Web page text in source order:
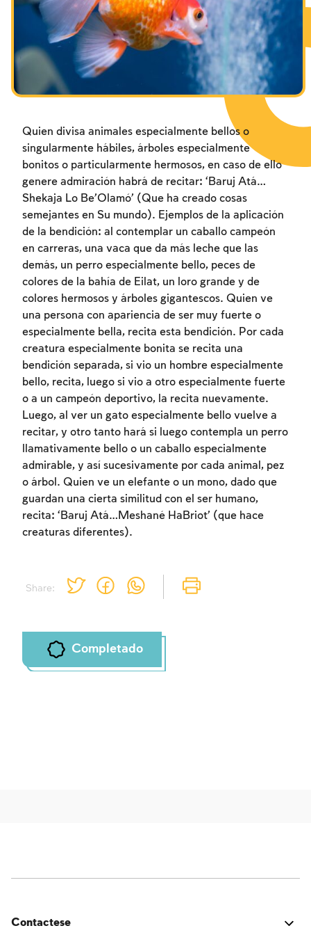
Los ayunos por la destrucción del Templo
Janucá
Purim
Share:
Quien divisa animales especialmente bellos o
singularmente hábiles, árboles especialmente
bonitos o particularmente hermosos, en caso de ello
genere admiración habrá de recitar: ‘Baruj Atá…
Shekaja Lo Be’Olamó’ (Que ha creado cosas
semejantes en Su mundo). Ejemplos de la aplicación
de la bendición: al contemplar un caballo campeón
en carreras, una vaca que da más leche que las
demás, un perro especialmente bello, peces de
colores de la bahía de Eilat, un loro grande y de
colores hermosos y árboles gigantescos. Quien ve
una persona con apariencia de ser muy fuerte o
especialmente bella, recita esta bendición. Por cada
creatura especialmente bonita se recita una
bendición separada, si vio un hombre especialmente
bello, recita, luego si vio a otro especialmente fuerte
o a un campeón deportivo, la recita nuevamente.
Luego, al ver un gato especialmente bello vuelve a
recitar, y otro tanto hará si luego contempla un perro
llamativamente bello o un caballo especialmente
admirable, y así sucesivamente por cada animal, pez
o árbol. Quien ve un elefante o un mono, dado que
guardan una cierta similitud con el ser humano,
recita: ‘Baruj Atá…Meshané HaBriot’ (que hace
creaturas diferentes).
Completado
Inscripcion requerida
Para marcar lo estudiado debe conectarse
a su cuenta o inscribirse.
Inscripcion Conectarse
Contactese